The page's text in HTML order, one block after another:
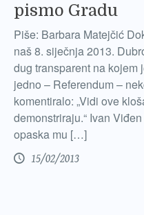
pismo Gradu
Piše: Barbara Matejčić
naš 8. siječnja 2013.
dug transparent na
jedno – Referendum –
komentiralo: „Vidi ove
demonstriraju.“ Ivan
opaska mu […]
15/02/2013